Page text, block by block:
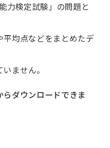
力検定試験」の問題と
均点などをまとめたデ
ません。
らダウンロードできま